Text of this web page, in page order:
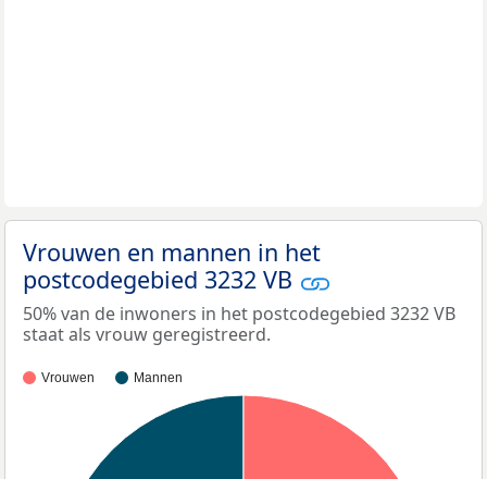
Vrouwen en mannen in het
postcodegebied 3232 VB
50% van de inwoners in het postcodegebied 3232 VB
staat als vrouw geregistreerd.
Vrouwen Mannen